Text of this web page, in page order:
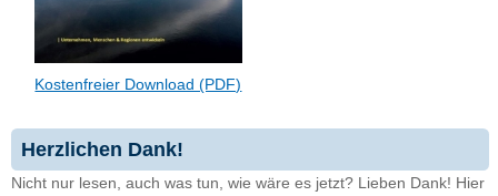
Kostenfreier Download (PDF)
Herzlichen Dank!
Nicht nur lesen, auch was tun, wie wäre es jetzt? Lieben Dank! Hier